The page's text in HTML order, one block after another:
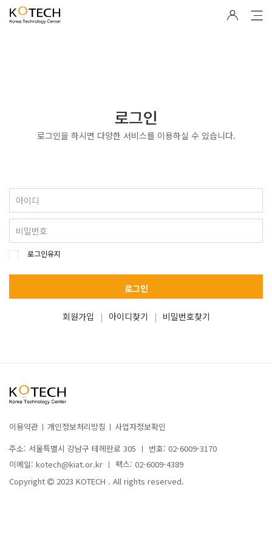
로그인
로그인을 하시면 다양한 서비스를 이용하실 수 있습니다.
로그인유지
로그인
회원가입 아이디찾기 비밀번호찾기
이용약관 개인정보처리방침
사업자정보확인
주소: 서울특별시 강남구 테헤란로 305
번호: 02-6009-3170
이메일: kotech@kiat.or.kr
팩스: 02-6009-4389
Copyright
2023 KOTECH . All rights reserved.